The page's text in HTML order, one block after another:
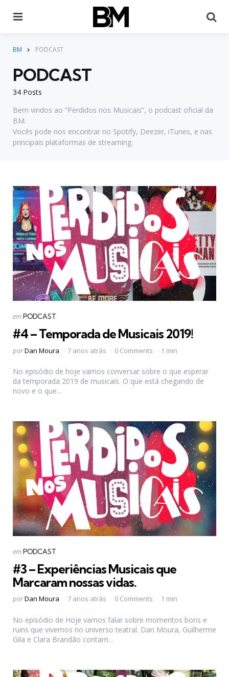
BM PODCAST
34 Posts
PODCAST
Bem vindos ao “Perdidos nos Musicais”, o podcast oficial da
BM.
Vocês pode nos encontrar no Spotify, Deezer, iTunes, e nas
principais plataformas de streaming.
Categorias
Postado
emPODCAST
#4 – Temporada de Musicais 2019!
Postado
porDan Moura 7 anos atrás 0 Comments 1 min
No episódio de hoje vamos conversar sobre o que esperar
da temporada 2019 de musicais. O que está chegando de
novo e o que...
Categorias
Postado
emPODCAST
#3 – Experiências Musicais que
Marcaram nossas vidas.
Postado
porDan Moura 7 anos atrás 0 Comments 1 min
No episódio de Hoje vamos falar sobre momentos bons e
ruins que vivemos no universo teatral. Dan Moura, Guilherme
Gila e Clara Brandão contam...